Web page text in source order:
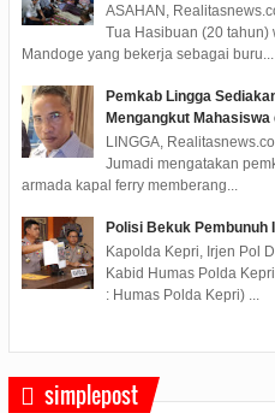
ASAHAN,
Tua Hasibuan (20 tahun)
Mandoge yang bekerja sebagai buru...
Pemkab Lingga
Mengangkut Mahasiswa
LINGGA,
Jumadi mengatakan
armada kapal ferry memberang...
Polisi Bekuk Pembunuh
Kapolda Kepri, Irjen Pol
Kabid Humas Polda
: Humas Polda Kepri) ...
simplepost